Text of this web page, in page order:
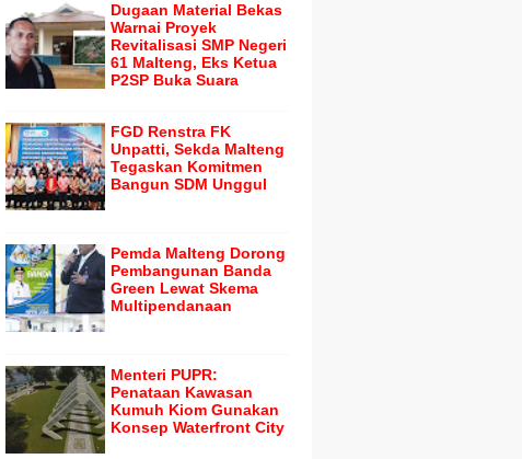
Dugaan Material Bekas
Warnai Proyek
Revitalisasi SMP Negeri
61 Malteng, Eks Ketua
P2SP Buka Suara
FGD Renstra FK
Unpatti, Sekda Malteng
Tegaskan Komitmen
Bangun SDM Unggul
Pemda Malteng Dorong
Pembangunan Banda
Green Lewat Skema
Multipendanaan
Menteri PUPR:
Penataan Kawasan
Kumuh Kiom Gunakan
Konsep Waterfront City